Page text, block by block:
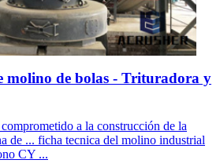
molino de bolas - Trituradora y
comprometido a la construcción de la
de ... ficha tecnica del molino industrial
CY ...